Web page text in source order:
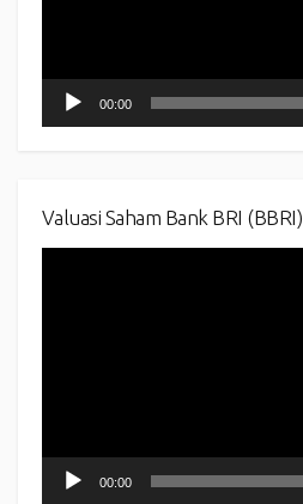
00:00
Valuasi Saham Bank BRI (BBRI)
00:00